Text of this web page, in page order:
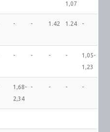
1,07
- - 1.42 1.24 -
- - - -
1,05-
1,23
1,68-
2,34
- - - -